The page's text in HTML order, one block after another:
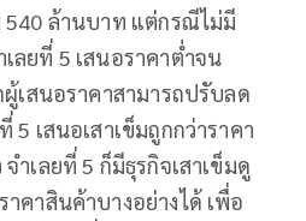
540 ล้านบาท แต่กรณีไม่มี
ลยที่ 5 เสนอราคาต่ำจน
ผู้เสนอราคาสามารถปรับลด
5 เสนอเสาเข็มถูกกว่าราคา
ำเลยที่ 5 ก็มีธุรกิจเสาเข็มดู
คาสินค้าบางอย่างได้ เพื่อ